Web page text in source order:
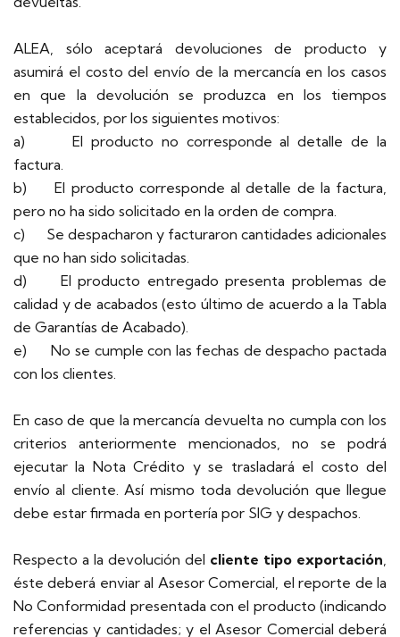
ALEA, sólo aceptará devoluciones de producto y
asumirá el costo del envío de la mercancía en los casos
en que la devolución se produzca en los tiempos
establecidos, por los siguientes motivos:
a) El producto no corresponde al detalle de la
factura.
b) El producto corresponde al detalle de la factura,
pero no ha sido solicitado en la orden de compra.
c) Se despacharon y facturaron cantidades adicionales
que no han sido solicitadas.
d) El producto entregado presenta problemas de
calidad y de acabados (esto último de acuerdo a la Tabla
de Garantías de Acabado).
e) No se cumple con las fechas de despacho pactada
con los clientes.
En caso de que la mercancía devuelta no cumpla con los
criterios anteriormente mencionados, no se podrá
ejecutar la Nota Crédito y se trasladará el costo del
envío al cliente. Así mismo toda devolución que llegue
debe estar firmada en portería por SIG y despachos.
Respecto a la devolución del cliente tipo exportación,
éste deberá enviar al Asesor Comercial, el reporte de la
No Conformidad presentada con el producto (indicando
referencias y cantidades; y el Asesor Comercial deberá